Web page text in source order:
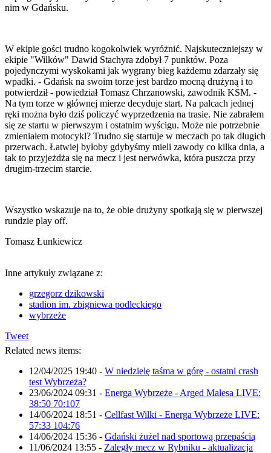
nim w Gdańsku.
W ekipie gości trudno kogokolwiek wyróżnić. Najskuteczniejszy w
ekipie "Wilków" Dawid Stachyra zdobył 7 punktów. Poza
pojedynczymi wyskokami jak wygrany bieg każdemu zdarzały się
wpadki. - Gdańsk na swoim torze jest bardzo mocną drużyną i to
potwierdził - powiedział Tomasz Chrzanowski, zawodnik KSM. -
Na tym torze w głównej mierze decyduje start. Na palcach jednej
ręki można było dziś policzyć wyprzedzenia na trasie. Nie zabrałem
się ze startu w pierwszym i ostatnim wyścigu. Może nie potrzebnie
zmieniałem motocykl? Trudno się startuje w meczach po tak długich
przerwach. Łatwiej byłoby gdybyśmy mieli zawody co kilka dnia, a
tak to przyjeżdża się na mecz i jest nerwówka, która puszcza przy
drugim-trzecim starcie.
Wszystko wskazuje na to, że obie drużyny spotkają się w pierwszej
rundzie play off.
Tomasz Łunkiewicz
Inne artykuły związane z:
grzegorz dzikowski
stadion im. zbigniewa podleckiego
wybrzeże
Tweet
Related news items:
12/04/2025 19:40 - W niedzielę taśma w górę - ostatni crash
test Wybrzeża?
23/06/2024 09:31 - Energa Wybrzeże - Arged Malesa LIVE:
38:50 70:107
14/06/2024 18:51 - Cellfast Wilki - Energa Wybrzeże LIVE:
57:33 104:76
14/06/2024 15:36 - Gdański żużel nad sportową przepaścią
11/06/2024 13:55 - Zaległy mecz w Rybniku - aktualizacja